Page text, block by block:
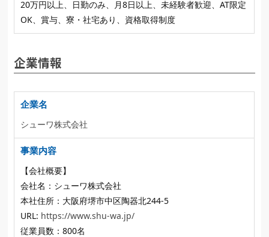
20万円以上、日勤のみ、月8日以上、未経験者歓迎、AT限定
OK、賞与、寮・社宅あり、資格取得制度
企業情報
企業名
シューワ株式会社
事業内容
【会社概要】
会社名：シューワ株式会社
本社住所：大阪府堺市中区陶器北244-5
URL: https://www.shu-wa.jp/
従業員数：800名